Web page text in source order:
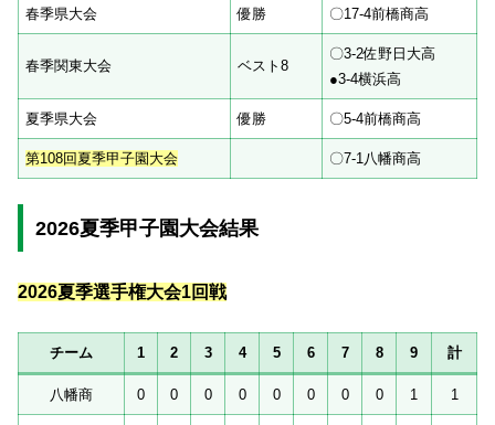
春季県大会 優勝 〇17-4前橋商高
春季関東大会 ベスト8
〇3-2佐野日大高
●3-4横浜高
夏季県大会 優勝 〇5-4前橋商高
第108回夏季甲子園大会 〇7-1八幡商高
2026夏季甲子園大会結果
2026夏季選手権大会1回戦
チーム 1 2 3 4 5 6 7 8 9 計
八幡商 0 0 0 0 0 0 0 0 1 1